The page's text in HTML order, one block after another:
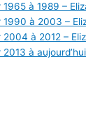
1965 à 1989 –
1990 à 2003 –
2004 à 2012 –
2013 à